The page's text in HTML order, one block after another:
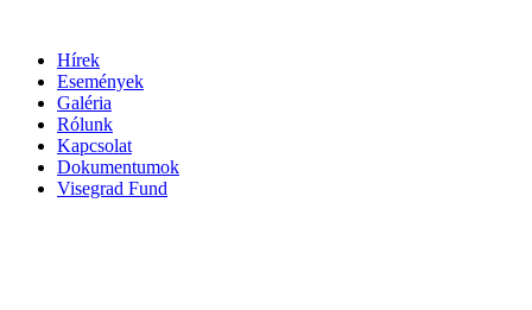
tartalomhoz
Hírek
Események
Galéria
Rólunk
Kapcsolat
Dokumentumok
Visegrad Fund